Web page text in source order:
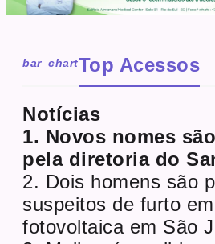
bar_chartTop Acessos
Notícias
1. Novos nomes
pela diretoria do
2. Dois homens são
suspeitos de furto
fotovoltaica em São